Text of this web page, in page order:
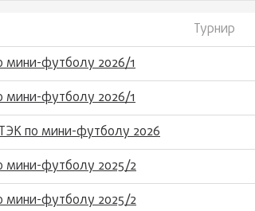
Турнир
мини-футболу 2026/1
мини-футболу 2026/1
по мини-футболу 2026
мини-футболу 2025/2
мини-футболу 2025/2